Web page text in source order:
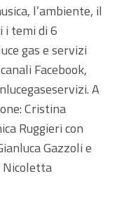
l’ambiente, il
i temi di 6
gas e servizi
Facebook,
A
Cristina
Ruggieri con
Gazzoli e
Nicoletta